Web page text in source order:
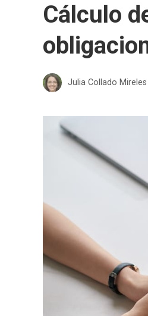
Cálculo
Julia Collado Mireles